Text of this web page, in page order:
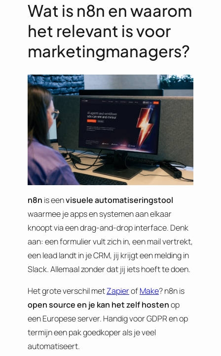
Wat is n8n en waarom
het relevant is voor
marketingmanagers?
n8n is eenvisueleautomatiseringstool
waarmee je apps en systemen aan elkaar
knoopt via een drag-and-drop interface. Denk
aan: een formulier vult zich in, een mail vertrekt,
een lead landt in je CRM, jij krijgt een melding in
Slack. Allemaal zonder dat jij iets hoeft te doen.
Het grote verschil metZapierofMake? n8n is
open source en je kan het zelf hostenop
een Europese server. Handig voor GDPR en op
termijn een pak goedkoper als je veel
automatiseert.